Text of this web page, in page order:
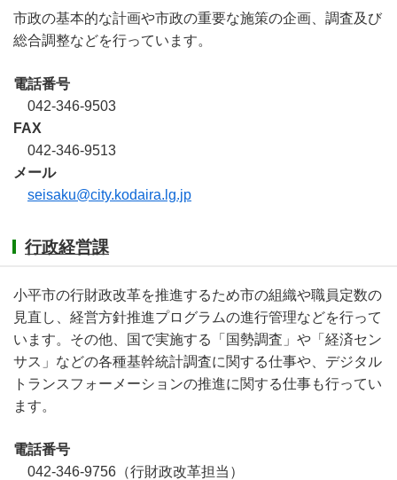
市政の基本的な計画や市政の重要な施策の企画、調査及び
総合調整などを行っています。
電話番号
042-346-9503
FAX
042-346-9513
メール
seisaku@city.kodaira.lg.jp
行政経営課
小平市の行財政改革を推進するため市の組織や職員定数の
見直し、経営方針推進プログラムの進行管理などを行って
います。その他、国で実施する「国勢調査」や「経済セン
サス」などの各種基幹統計調査に関する仕事や、デジタル
トランスフォーメーションの推進に関する仕事も行ってい
ます。
電話番号
042-346-9756（行財政改革担当）